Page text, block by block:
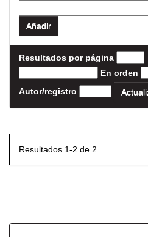
Resultados por página
En orden
Autor/registro
Resultados 1-2 de 2.